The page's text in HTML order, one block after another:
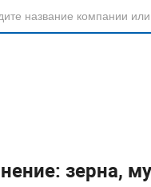
компания
зерна,